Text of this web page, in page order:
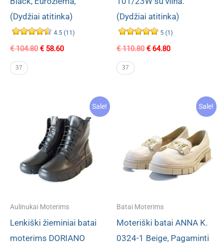
(Dydžiai atitinka)
4.5 (11)
€104.80 Original
€58.60Current
37
(Dydžiai atitinka)
5 (1)
€110.80 Original
€64.80Current
37
Sale!
Aulinukai Moterims
Lenkiški žieminiai batai
moterims DORIANO
Sale!
Batai Moterims
Moteriški batai ANNA K.
0324-1 Beige, Pagaminti